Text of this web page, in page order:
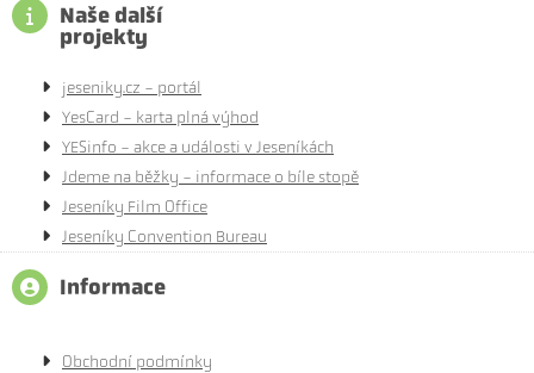
Naše další
projekty
jeseniky.cz - portál
YesCard - karta plná výhod
YESinfo - akce a události v Jeseníkách
Jdeme na běžky - informace o bíle stopě
Jeseníky Film Office
Jeseníky Convention Bureau
Informace
Obchodní podmínky